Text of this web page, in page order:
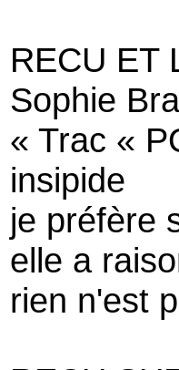
RECU ET
Sophie
« Trac «
insipide
je préfère
elle a
rien n'est